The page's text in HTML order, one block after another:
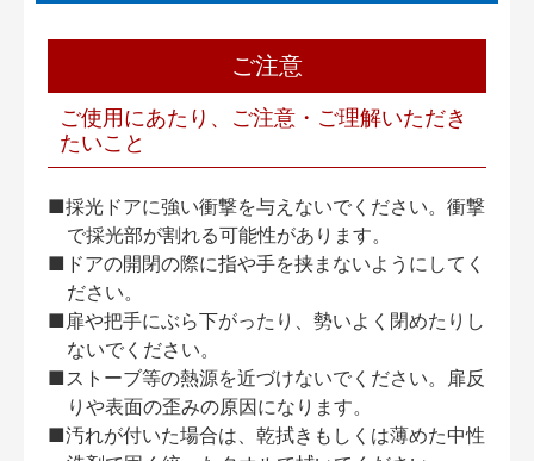
ご注意
ご使用にあたり、ご注意・ご理解いただき
たいこと
■採光ドアに強い衝撃を与えないでください。衝撃
で採光部が割れる可能性があります。
■ドアの開閉の際に指や手を挟まないようにしてく
ださい。
■扉や把手にぶら下がったり、勢いよく閉めたりし
ないでください。
■ストーブ等の熱源を近づけないでください。扉反
りや表面の歪みの原因になります。
■汚れが付いた場合は、乾拭きもしくは薄めた中性